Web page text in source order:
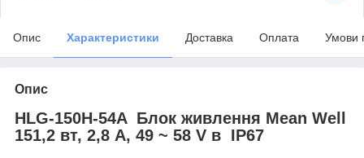
Опис Характеристики Доставка Оплата Умови
Опис
HLG-150H-54A Блок живлення Mean Well
151,2 вт, 2,8 А, 49 ~ 58 V в IP67